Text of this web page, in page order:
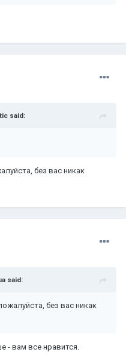
said:
без вас никак
said:
без вас никак
- вам все нравится.